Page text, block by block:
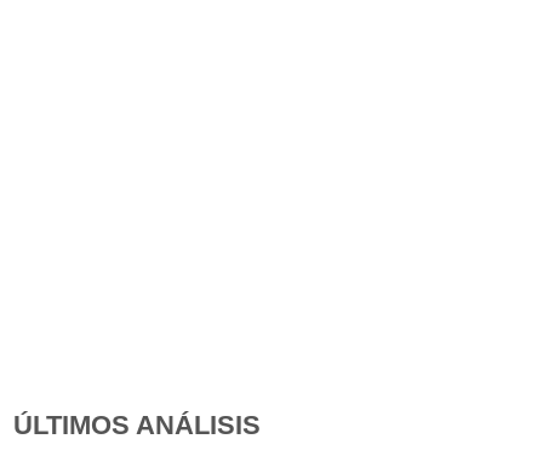
ÚLTIMOS ANÁLISIS